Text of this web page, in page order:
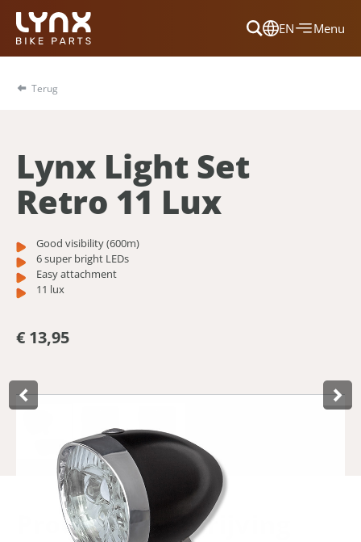
EN
Dansk
Nederlands
Menu
Terug
Lynx Light Set
Retro 11 Lux
Good visibility (600m)
6 super bright LEDs
Easy attachment
11 lux
€ 13,95
Product­omschrijving